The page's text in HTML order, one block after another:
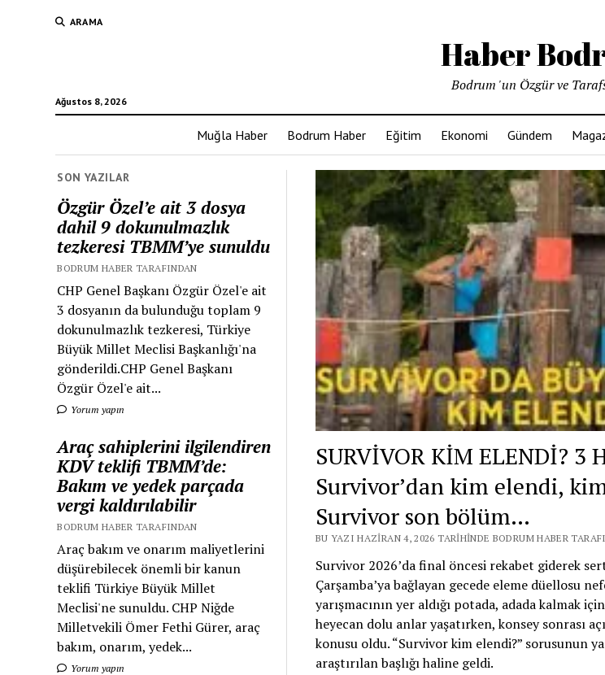
ARAMA
Haber
Ağustos 8, 2026
Bodrum 'un Özgür ve
Muğla Haber Bodrum Haber Eğitim Ekonomi Gündem
SON YAZILAR
Özgür Özel’e ait 3 dosya
dahil 9 dokunulmazlık
tezkeresi TBMM’ye sunuldu
BODRUM HABER TARAFINDAN
CHP Genel Başkanı Özgür Özel'e ait
3 dosyanın da bulunduğu toplam 9
dokunulmazlık tezkeresi, Türkiye
Büyük Millet Meclisi Başkanlığı'na
gönderildi.CHP Genel Başkanı
Özgür Özel'e ait...
Yorum yapın
Araç sahiplerini ilgilendiren
KDV teklifi TBMM’de:
Bakım ve yedek parçada
vergi kaldırılabilir
BODRUM HABER TARAFINDAN
Araç bakım ve onarım maliyetlerini
düşürebilecek önemli bir kanun
teklifi Türkiye Büyük Millet
Meclisi'ne sunuldu. CHP Niğde
Milletvekili Ömer Fethi Gürer, araç
bakım, onarım, yedek...
Yorum yapın
SURVİVOR KİM ELENDİ? 3
Survivor’dan kim elendi,
Survivor son bölüm…
BU YAZI HAZIRAN 4, 2026 TARIHINDE BODRUM HABER
Survivor 2026’da final öncesi rekabet giderek
Çarşamba’ya bağlayan gecede eleme düellosu
yarışmacının yer aldığı potada, adada kalmak
heyecan dolu anlar yaşatırken, konsey sonrası
konusu oldu. “Survivor kim elendi?” sorusunun
araştırılan başlığı haline geldi.